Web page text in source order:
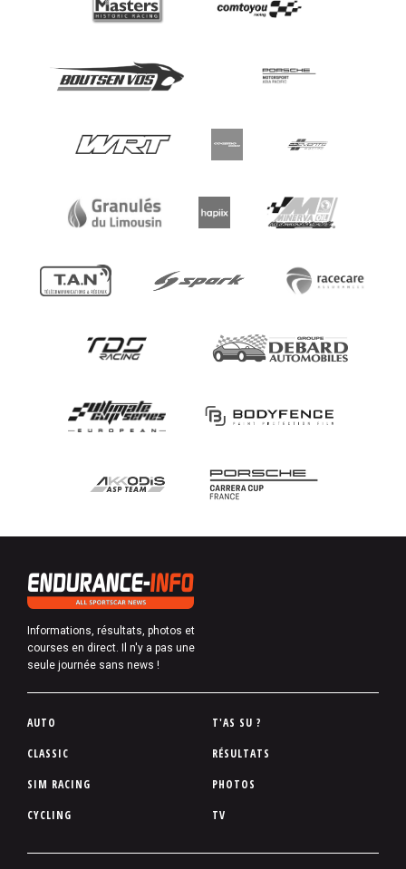
Informations, résultats, photos et
courses en direct. Il n'y a pas une
seule journée sans news !
P
d
d
p
AUTO
CLASSIC
SIM RACING
CYCLING
T'AS SU ?
RÉSULTATS
PHOTOS
TV